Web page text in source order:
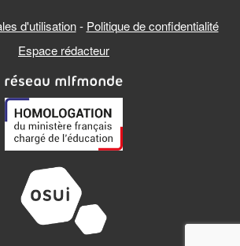
d'utilisation- Politique de confidentialité
Espace rédacteur